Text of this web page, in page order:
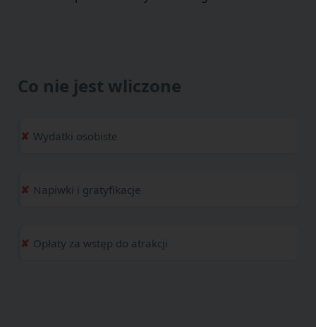
Co nie jest wliczone
Wydatki osobiste
Napiwki i gratyfikacje
Opłaty za wstęp do atrakcji